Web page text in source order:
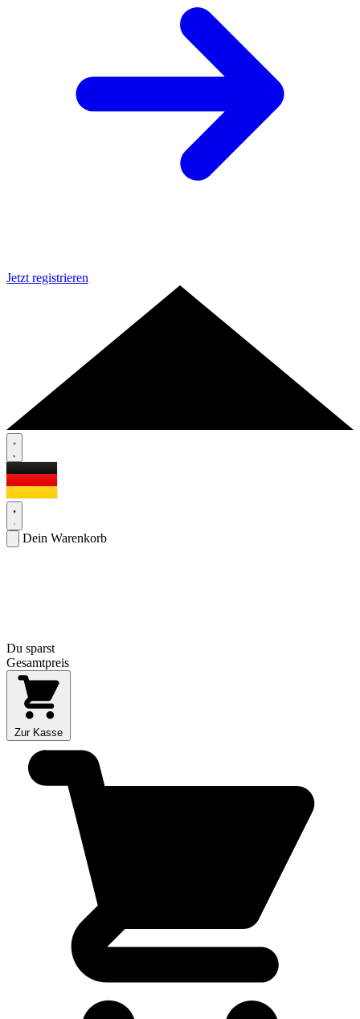
Jetzt registrieren
Dein Warenkorb
Du sparst
Gesamtpreis
Zur Kasse